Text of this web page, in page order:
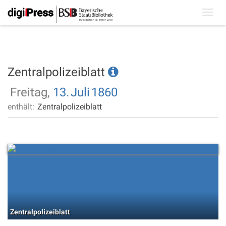
Zentralpolizeiblatt
Freitag, 13.Juli 1860
enthält: Zentralpolizeiblatt
Zentralpolizeiblatt